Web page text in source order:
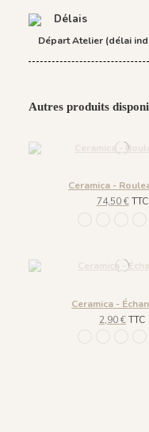
Délais
Départ Atelier (délai
Autres produits
Ceramica -
74,50 €TTC
Ceramica -
2,90 €TTC